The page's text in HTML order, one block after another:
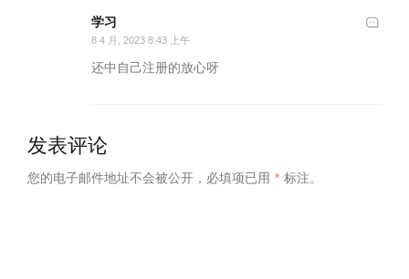
学习
8 4 月, 2023 8:43 上午
还中自己注册的放心呀
发表评论
您的电子邮件地址不会被公开， 必填项已用 * 标注。